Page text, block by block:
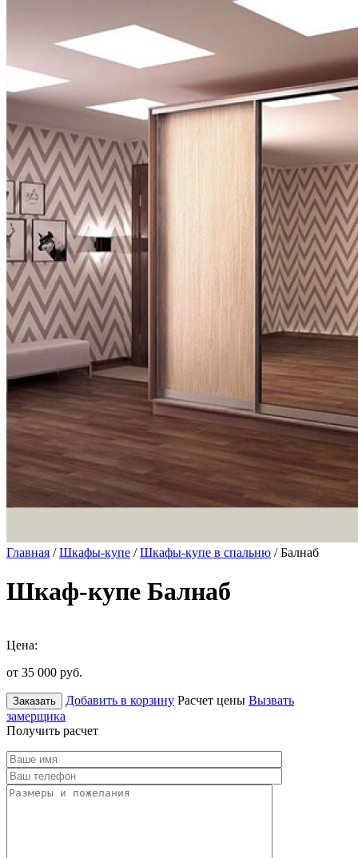
Главная /Шкафы-купе /Шкафы-купе в спальню / Балнаб
Шкаф-купе Балнаб
Цена:
от 35 000 руб.
Заказать Добавить в корзину Расчет цены Вызвать
замерщика
Получить расчет